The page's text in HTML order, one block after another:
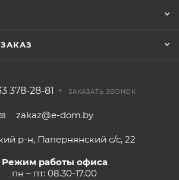
378-28-81 ЗАКАЗАТЬ ЗВОНОК
zakaz@e-dom.by
р-н, Папернянский с/с, 22
Режим работы офиса
пн – пт: 08.30-17.00